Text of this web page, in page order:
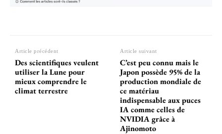
Article précédent
Des scientifiques veulent
utiliser la Lune pour
mieux comprendre le
climat terrestre
Article suivant
C’est peu connu mais le
Japon possède 95% de la
production mondiale de
ce matériau
indispensable aux puces
IA comme celles de
NVIDIA grâce à
Ajinomoto